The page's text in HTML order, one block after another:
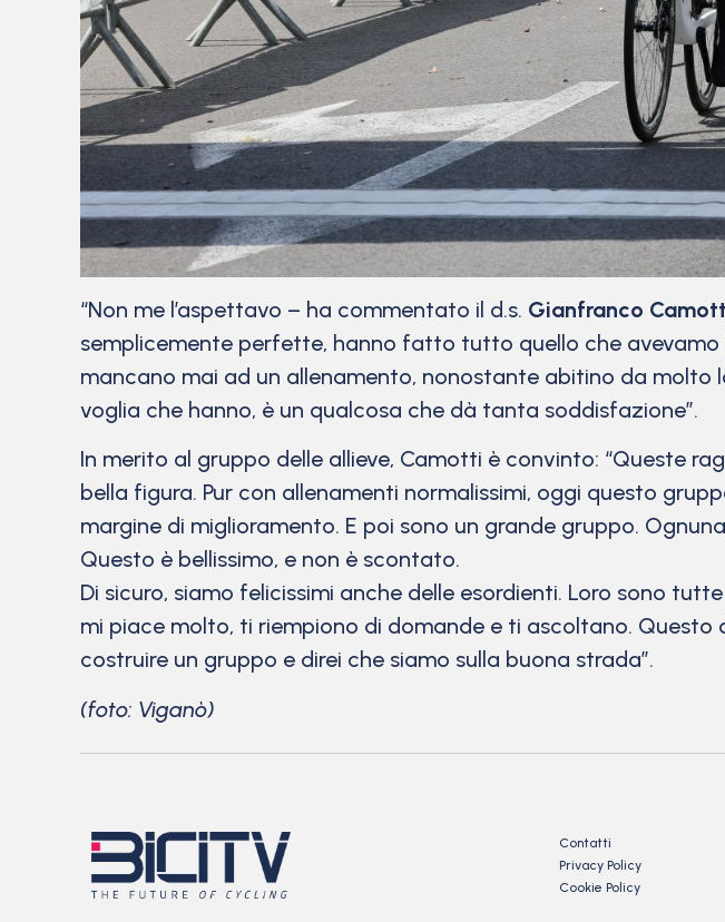
“Non me l’aspettavo – ha commentato il d.s. Gianfranco
semplicemente perfette, hanno fatto tutto quello che
mancano mai ad un allenamento, nonostante abitino da
voglia che hanno, è un qualcosa che dà tanta soddisfazione”.
In merito al gruppo delle allieve, Camotti è convinto: “Queste
bella figura. Pur con allenamenti normalissimi, oggi questo
margine di miglioramento. E poi sono un grande gruppo.
Questo è bellissimo, e non è scontato.
Di sicuro, siamo felicissimi anche delle esordienti. Loro sono
mi piace molto, ti riempiono di domande e ti ascoltano.
costruire un gruppo e direi che siamo sulla buona strada”.
(foto: Viganò)
Contatti
Privacy Policy
Cookie Policy